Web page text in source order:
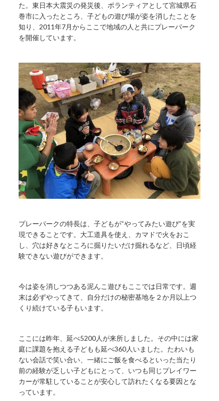
た。東日本大震災の発災後、ボランティアとして宮城県石
巻市に入ったところ、子どもの遊び場が姿を消したことを
知り、2011年7月からここで地域の人と共にプレーパーク
を開催しています。
プレーパークの特長は、子どもが“やってみたい遊び”を実
現できることです。大工道具を使え、カマドで火をおこ
し、穴は好きなところに掘りたいだけ掘れるなど、日頃経
験できない遊びができます。
今は姿を消しつつある泥んこ遊びもここでは日常です。週
末は必ずやってきて、自分だけの秘密基地を２か月以上つ
くり続けている子もいます。
ここには昨年、延べ5200人が来所しました。その中には家
庭に課題を抱える子どもも延べ360人いました。たわいも
ない会話で笑い合い、一緒にご飯を食べるといった当たり
前の経験が乏しい子どもにとって、いつも同じプレイワー
カーが常駐していることが安心して訪れたくなる要因とな
っています。